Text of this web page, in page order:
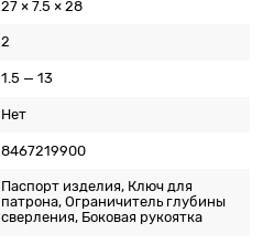
27 × 7.5 × 28
2
1.5 — 13
Нет
8467219900
Паспорт изделия, Ключ для
патрона, Ограничитель глубины
сверления, Боковая рукоятка